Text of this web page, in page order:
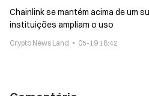
Chainlink se mantém acima de um
instituições ampliam o uso
Crypto News Land 05-19 18:42